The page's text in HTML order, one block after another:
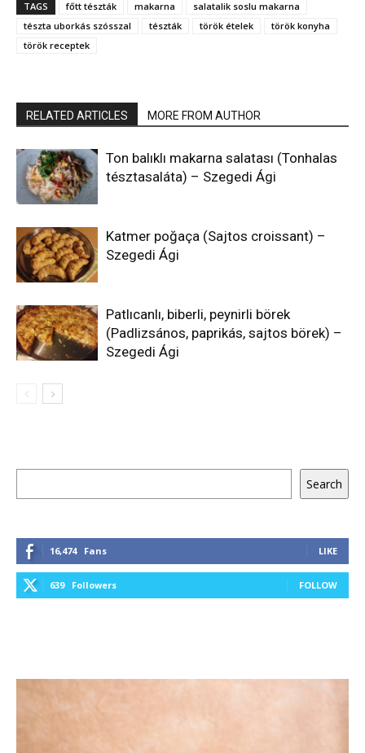
TAGS főtt tészták makarna
salatalik soslu makarna
tészta uborkás szósszal
tészták török ételek
török konyha
török receptek
RELATED ARTICLES MORE FROM AUTHOR
Ton balıklı makarna salatası (Tonhalas
tésztasaláta) – Szegedi Ági
Katmer poğaça (Sajtos croissant) –
Szegedi Ági
Patlıcanlı, biberli, peynirli börek
(Padlizsános, paprikás, sajtos börek) –
Szegedi Ági
Search
16,474 Fans LIKE
639 Followers FOLLOW